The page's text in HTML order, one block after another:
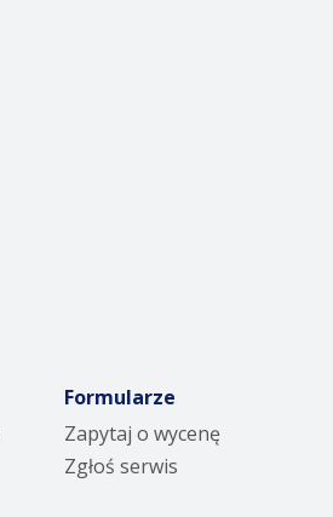
Formularze
Zapytaj o wycenę
Zgłoś serwis